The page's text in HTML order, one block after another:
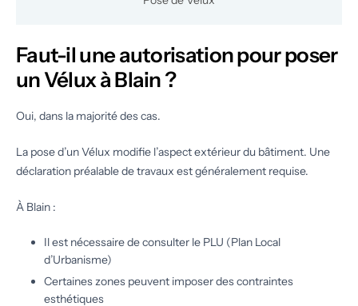
Faut-il une autorisation pour poser
un Vélux à Blain ?
Oui, dans la majorité des cas.
La pose d’un Vélux modifie l’aspect extérieur du bâtiment. Une
déclaration préalable de travaux est généralement requise.
À Blain :
Il est nécessaire de consulter le PLU (Plan Local
d’Urbanisme)
Certaines zones peuvent imposer des contraintes
esthétiques